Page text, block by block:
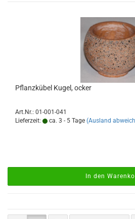
Pflanzkübel Kugel, ocker
Art.Nr.: 01-001-041
Lieferzeit:
ca. 3 - 5 Tage (Ausland
In den